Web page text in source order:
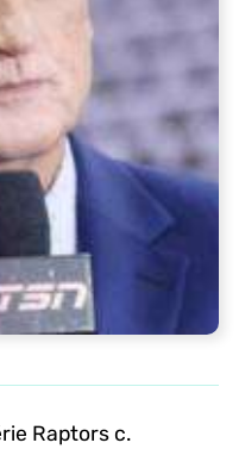
Raptors c.